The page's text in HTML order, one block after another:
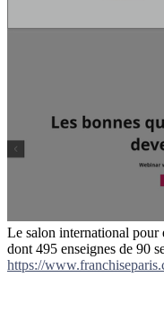
Le salon international pour
dont 495 enseignes de 90
https://